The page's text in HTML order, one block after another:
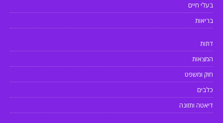
בעלי חיים
בריאות
דתות
המצאות
חוק ומשפט
כלבים
דיאטה ותזונה